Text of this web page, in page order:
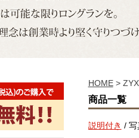
HOME> ZYX
商品一覧
説明付き / 写